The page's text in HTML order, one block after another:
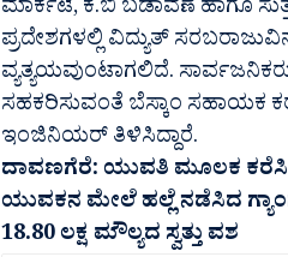
ಮಾರ್ಕಟೆ, ಕೆ.ಬಿ ಬಡಾವಣೆ ಹಾಗೂ
ಪ್ರದೇಶಗಳಲ್ಲಿ ವಿದ್ಯುತ್
ವ್ಯತ್ಯಯವುಂಟಾಗಲಿದೆ.
ಸಹಕರಿಸುವಂತೆ ಬೆಸ್ಕಾಂ ಸಹಾಯಕ
ಇಂಜಿನಿಯರ್‌ ತಿಳಿಸಿದ್ದಾರೆ.
ದಾವಣಗೆರೆ: ಯುವತಿ ಮೂಲಕ
ಯುವಕನ ಮೇಲೆ ಹಲ್ಲೆ ನಡೆಸಿದ
18.80 ಲಕ್ಷ ಮೌಲ್ಯದ ಸ್ವತ್ತುವಶ